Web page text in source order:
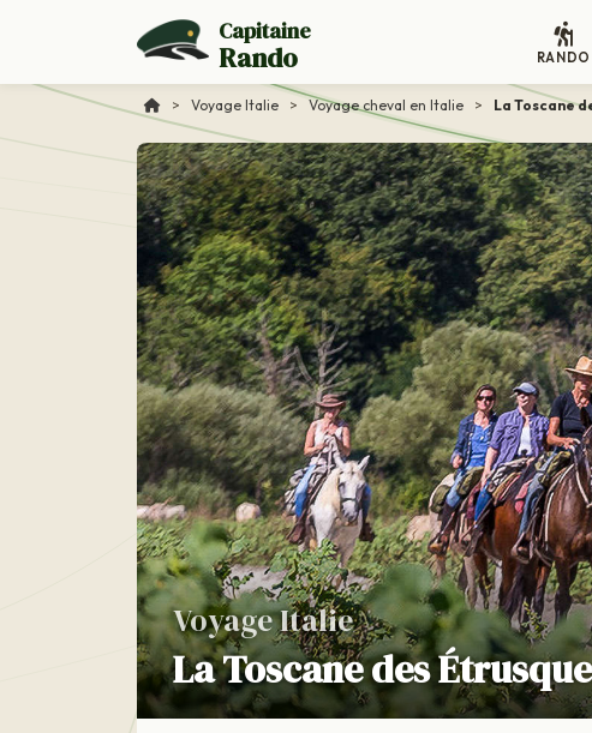
Capitaine
Rando RANDO
> Voyage Italie > Voyage cheval en Italie > La Toscane
Voyage Italie
La Toscane des